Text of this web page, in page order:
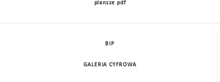
plansze pdf
BIP
GALERIA CYFROWA